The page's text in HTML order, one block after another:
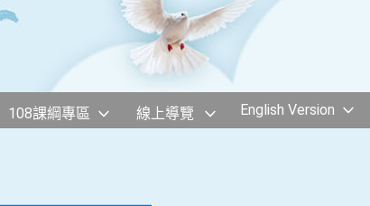
108課綱專區 線上導覽 English Version